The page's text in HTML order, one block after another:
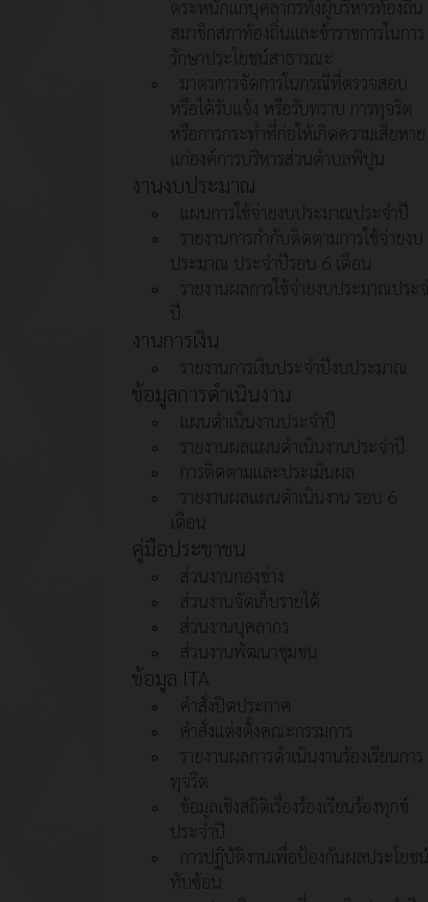
ตระหนักแก่บุคลากรทั้งผู้บริหารท้องถิ่น
สมาชิกสภาท้องถิ่นและข้าราชการในการ
รักษาประโยชน์สาธารณะ
มาตรการจัดการในกรณีที่ตรวจสอบ
หรือได้รับแจ้ง หรือรับทราบ การทุจริต
หรือการกระทำที่ก่อให้เกิดความเสียหาย
แก่องค์การบริหารส่วนตำบลพิปูน
งานงบประมาณ
แผนการใช้จ่ายงบประมาณประจำปี
รายงานการกำกับติดตามการใช้จ่ายงบ
ประมาณ ประจำปีรอบ 6 เดือน
รายงานผลการใช้จ่ายงบประมาณประจำ
ปี
งานการเงิน
รายงานการเงินประจำปีงบประมาณ
ข้อมูลการดำเนินงาน
แผนดำเนินงานประจำปี
รายงานผลแผนดำเนินงานประจำปี
การติดตามและประเมินผล
รายงานผลแผนดำเนินงาน รอบ 6
เดือน
คู่มือประชาชน
ส่วนงานกองช่าง
ส่วนงานจัดเก็บรายได้
ส่วนงานบุคลากร
ส่วนงานพัฒนาชุมชน
ข้อมูล ITA
คำสั่งปิดประกาศ
คำสั่งแต่งตั้งคณะกรรมการ
รายงานผลการดำเนินงานร้องเรียนการ
ทุจริต
ข้อมูลเชิงสถิติเรื่องร้องเรียนร้องทุกข์
ประจำปี
การปฏิบัติงานเพื่อป้องกันผลประโยชน์
ทับซ้อน